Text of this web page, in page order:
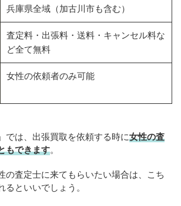
兵庫県全域（加古川市も含む）
査定料・出張料・送料・キャンセル料な
ど全て無料
女性の依頼者のみ可能
では、出張買取を依頼する時に女性の査
もできます。
の査定士に来てもらいたい場合は、こち
るといいでしょう。